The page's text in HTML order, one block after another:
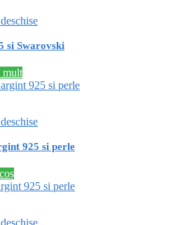
si Swarovski
mult
925 si perle